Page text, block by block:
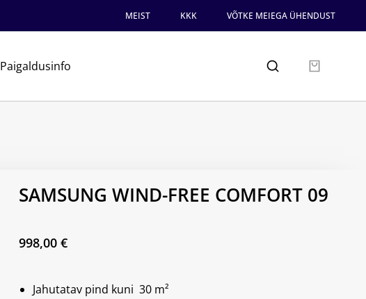
MEIST KKK VÕTKE MEIEGA ÜHENDUST
Paigaldusinfo
SAMSUNG WIND-FREE COMFORT 09
998,00€
Jahutatav pind kuni 30 m²